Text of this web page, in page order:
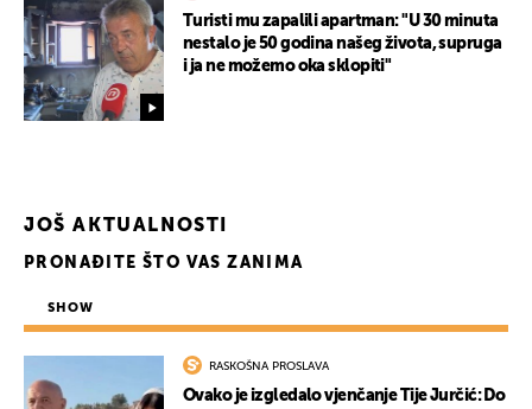
Turisti mu zapalili apartman: "U 30 minuta
nestalo je 50 godina našeg života, supruga
i ja ne možemo oka sklopiti"
JOŠ AKTUALNOSTI
PRONAĐITE ŠTO VAS ZANIMA
SHOW
RASKOŠNA PROSLAVA
Ovako je izgledalo vjenčanje Tije Jurčić: Do